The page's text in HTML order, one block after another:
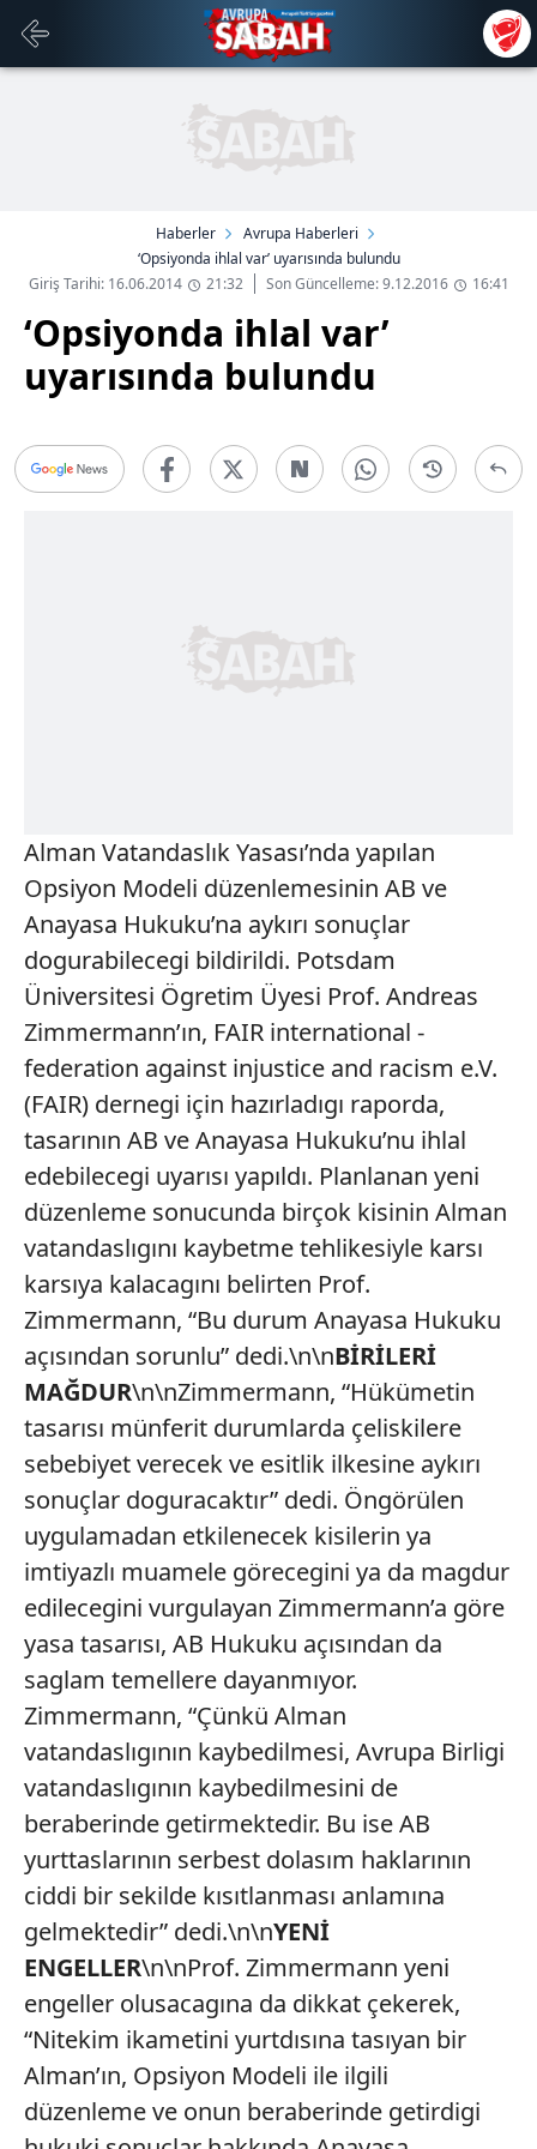
Haberler
Avrupa Haberleri
‘Opsiyonda ihlal var’ uyarısında bulundu
Giriş Tarihi: 16.06.2014
21:32 Son Güncelleme: 9.12.2016 16:41
‘Opsiyonda ihlal var’
uyarısında bulundu
Alman Vatandaslık Yasası’nda yapılan
Opsiyon Modeli düzenlemesinin AB ve
Anayasa Hukuku’na aykırı sonuçlar
dogurabilecegi bildirildi. Potsdam
Üniversitesi Ögretim Üyesi Prof. Andreas
Zimmermann’ın, FAIR international -
federation against injustice and racism e.V.
(FAIR) dernegi için hazırladıgı raporda,
tasarının AB ve Anayasa Hukuku’nu ihlal
edebilecegi uyarısı yapıldı. Planlanan yeni
düzenleme sonucunda birçok kisinin Alman
vatandaslıgını kaybetme tehlikesiyle karsı
karsıya kalacagını belirten Prof.
Zimmermann, “Bu durum Anayasa Hukuku
açısından sorunlu” dedi.\n\nBİRİLERİ
MAĞDUR\n\nZimmermann, “Hükümetin
tasarısı münferit durumlarda çeliskilere
sebebiyet verecek ve esitlik ilkesine aykırı
sonuçlar doguracaktır” dedi. Öngörülen
uygulamadan etkilenecek kisilerin ya
imtiyazlı muamele görecegini ya da magdur
edilecegini vurgulayan Zimmermann’a göre
yasa tasarısı, AB Hukuku açısından da
saglam temellere dayanmıyor.
Zimmermann, “Çünkü Alman
vatandaslıgının kaybedilmesi, Avrupa Birligi
vatandaslıgının kaybedilmesini de
beraberinde getirmektedir. Bu ise AB
yurttaslarının serbest dolasım haklarının
ciddi bir sekilde kısıtlanması anlamına
gelmektedir” dedi.\n\nYENİ
ENGELLER\n\nProf. Zimmermann yeni
engeller olusacagına da dikkat çekerek,
“Nitekim ikametini yurtdısına tasıyan bir
Alman’ın, Opsiyon Modeli ile ilgili
düzenleme ve onun beraberinde getirdigi